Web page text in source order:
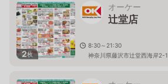
2枚
オーケー
辻堂店
8:30～21:30
神奈川県藤沢市辻堂西海岸2-1